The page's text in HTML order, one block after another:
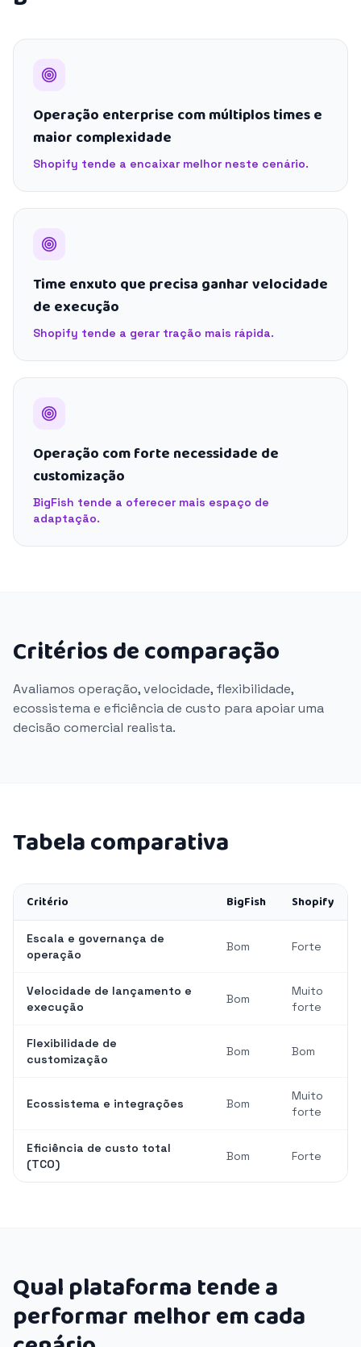
Operação enterprise com múltiplos times e
maior complexidade
Shopify tende a encaixar melhor neste cenário.
Time enxuto que precisa ganhar velocidade
de execução
Shopify tende a gerar tração mais rápida.
Operação com forte necessidade de
customização
BigFish tende a oferecer mais espaço de
adaptação.
Critérios de comparação
Avaliamos operação, velocidade, flexibilidade,
ecossistema e eficiência de custo para apoiar uma
decisão comercial realista.
Tabela comparativa
Critério BigFish Shopify
Escala e governança de
operação
Bom Forte
Velocidade de lançamento e
execução
Bom
Muito
forte
Flexibilidade de
customização
Bom Bom
Ecossistema e integrações Bom
Muito
forte
Eficiência de custo total
(TCO)
Bom Forte
Qual plataforma tende a
performar melhor em cada